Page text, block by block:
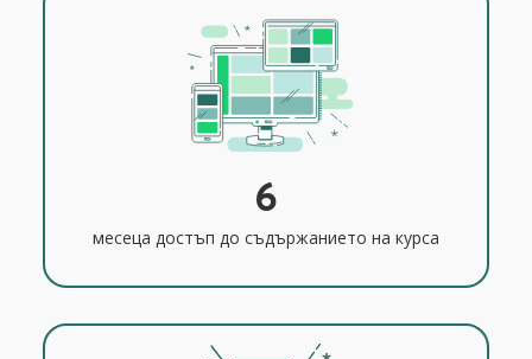
6
месеца достъп до съдържанието на курса